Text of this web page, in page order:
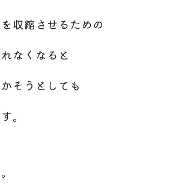
収縮させるための
なくなると
そうとしても
。